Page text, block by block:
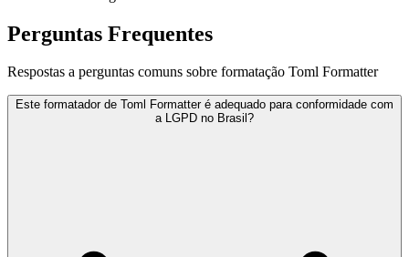
Perguntas Frequentes
Respostas a perguntas comuns sobre formatação Toml Formatter
Este formatador de Toml Formatter é adequado para conformidade com
a LGPD no Brasil?